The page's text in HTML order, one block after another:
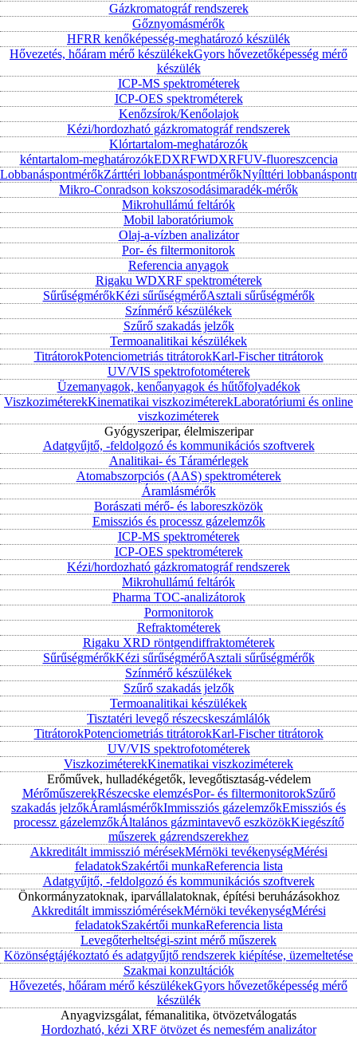
Gázkromatográf rendszerek
Gőznyomásmérők
HFRR kenőképesség-meghatározó készülék
Hővezetés, hőáram mérő készülékekGyors hővezetőképesség mérő
készülék
ICP-MS spektrométerek
ICP-OES spektrométerek
Kenőzsírok/Kenőolajok
Kézi/hordozható gázkromatográf rendszerek
Klórtartalom-meghatározók
kéntartalom-meghatározókEDXRFWDXRFUV-fluoreszcencia
LobbanáspontmérőkZárttéri lobbanáspontmérőkNyílttéri
Mikro-Conradson kokszosodásimaradék-mérők
Mikrohullámú feltárók
Mobil laboratóriumok
Olaj-a-vízben analizátor
Por- és filtermonitorok
Referencia anyagok
Rigaku WDXRF spektrométerek
SűrűségmérőkKézi sűrűségmérőAsztali sűrűségmérők
Színmérő készülékek
Szűrő szakadás jelzők
Termoanalitikai készülékek
TitrátorokPotenciometriás titrátorokKarl-Fischer titrátorok
UV/VIS spektrofotométerek
Üzemanyagok, kenőanyagok és hűtőfolyadékok
ViszkoziméterekKinematikai viszkoziméterekLaboratóriumi és online
viszkoziméterek
Gyógyszeripar, élelmiszeripar
Adatgyűjtő, -feldolgozó és kommunikációs szoftverek
Analitikai- és Táramérlegek
Atomabszorpciós (AAS) spektrométerek
Áramlásmérők
Borászati mérő- és laboreszközök
Emissziós és processz gázelemzők
ICP-MS spektrométerek
ICP-OES spektrométerek
Kézi/hordozható gázkromatográf rendszerek
Mikrohullámú feltárók
Pharma TOC-analizátorok
Pormonitorok
Refraktométerek
Rigaku XRD röntgendiffraktométerek
SűrűségmérőkKézi sűrűségmérőAsztali sűrűségmérők
Színmérő készülékek
Szűrő szakadás jelzők
Termoanalitikai készülékek
Tisztatéri levegő részecskeszámlálók
TitrátorokPotenciometriás titrátorokKarl-Fischer titrátorok
UV/VIS spektrofotométerek
ViszkoziméterekKinematikai viszkoziméterek
Erőművek, hulladékégetők, levegőtisztaság-védelem
MérőműszerekRészecske elemzésPor- és filtermonitorokSzűrő
szakadás jelzőkÁramlásmérőkImmissziós gázelemzőkEmissziós és
processz gázelemzőkÁltalános gázmintavevő eszközökKiegészítő
műszerek gázrendszerekhez
Akkreditált immisszió mérésekMérnöki tevékenységMérési
feladatokSzakértői munkaReferencia lista
Adatgyűjtő, -feldolgozó és kommunikációs szoftverek
Önkormányzatoknak, iparvállalatoknak, építési beruházásokhoz
Akkreditált immissziómérésekMérnöki tevékenységMérési
feladatokSzakértői munkaReferencia lista
Levegőterheltségi-szint mérő műszerek
Közönségtájékoztató és adatgyűjtő rendszerek kiépítése, üzemeltetése
Szakmai konzultációk
Hővezetés, hőáram mérő készülékekGyors hővezetőképesség mérő
készülék
Anyagvizsgálat, fémanalitika, ötvözetválogatás
Hordozható, kézi XRF ötvözet és nemesfém analizátor